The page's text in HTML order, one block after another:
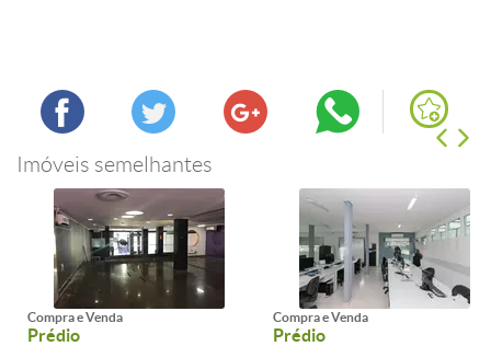
Imóveis semelhantes
Compra e Venda
Prédio
Compra e Venda
Prédio